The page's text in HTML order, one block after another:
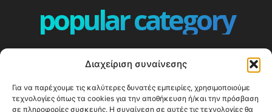
Διαχείριση συναίνεσης
Για να παρέχουμε τις καλύτερες δυνατές εμπειρίες, χρησιμοποιούμε
τεχνολογίες όπως τα cookies για την αποθήκευση ή/και την πρόσβαση
σε πληροφορίες συσκευής. Η συναίνεση σε αυτές τις τεχνολογίες θα
popular category
360
ΕΥΡΩΠΗ
332
ΚΟΣΜΟΣ - WORLD
328